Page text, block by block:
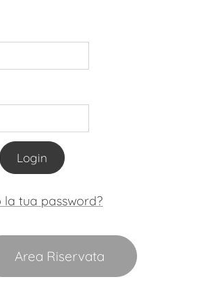
Login
tua password?
Area Riservata